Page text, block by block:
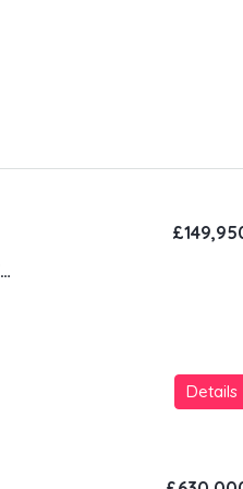
DENİZLERE 100 METRE LÜKS TATIL BELDESİ KONSEPTİNDE GENIŞ DAIRE
Details